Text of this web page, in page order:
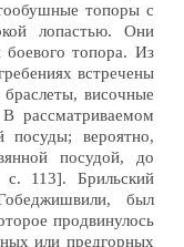
топоры с
лопастью. Они
топора. Из
встречены
височные
рассматриваемом
посуды; вероятно,
посудой, до
113]. Брильский
был
продвинулось
или предгорных